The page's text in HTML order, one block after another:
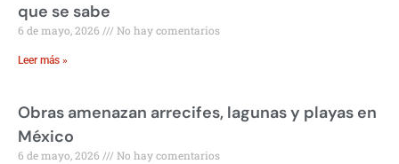
que se sabe
6 de mayo, 2026 No hay comentarios
Leer más »
Obras amenazan arrecifes, lagunas y playas en
México
6 de mayo, 2026 No hay comentarios